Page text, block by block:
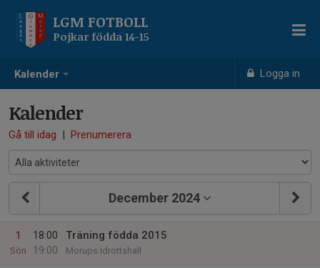
Kalender Logga in
LGM FOTBOLL
Pojkar födda 14-15
Kalender
Gå till idag | Prenumerera
December 2024
1
Sön
18:00
19:00
Träning födda 2015
Morups Idrottshall